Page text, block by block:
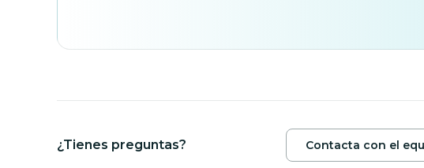
¿Tienes preguntas? Contacta con el